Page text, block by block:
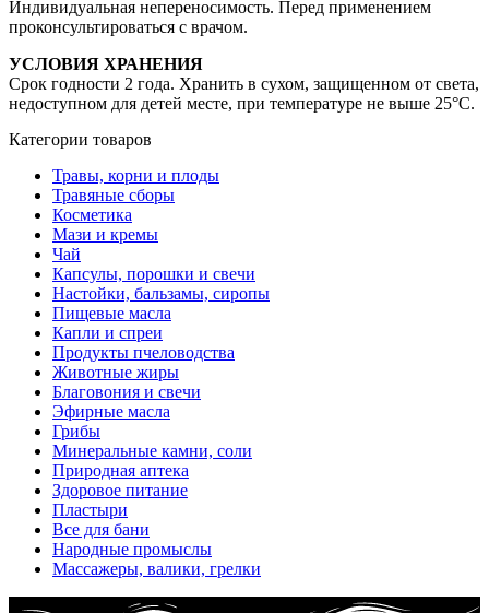
Индивидуальная непереносимость. Перед применением
проконсультироваться с врачом.
УСЛОВИЯ ХРАНЕНИЯ
Срок годности 2 года. Хранить в сухом, защищенном от света,
недоступном для детей месте, при температуре не выше 25°С.
Категории товаров
Травы, корни и плоды
Травяные сборы
Косметика
Мази и кремы
Чай
Капсулы, порошки и свечи
Настойки, бальзамы, сиропы
Пищевые масла
Капли и спреи
Продукты пчеловодства
Животные жиры
Благовония и свечи
Эфирные масла
Грибы
Минеральные камни, соли
Природная аптека
Здоровое питание
Пластыри
Все для бани
Народные промыслы
Массажеры, валики, грелки​